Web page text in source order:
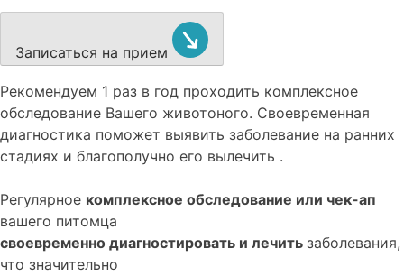
Записаться на прием
Рекомендуем 1 раз в год проходить комплексное
обследование Вашего животоного. Своевременная
диагностика поможет выявить заболевание на ранних
стадиях и благополучно его вылечить .
Регулярное комплексное обследование или чек-ап
вашего питомца
своевременно диагностировать и лечить заболевания,
что значительно